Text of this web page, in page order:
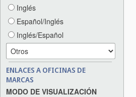
Inglés
Español/Inglés
Inglés/Español
ENLACES A OFICINAS DE
MARCAS
MODO DE VISUALIZACIÓN